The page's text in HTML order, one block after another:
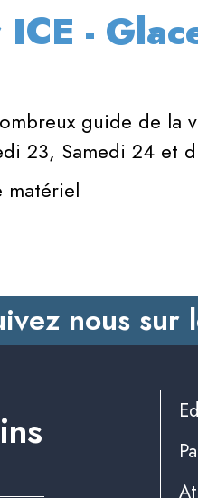
-
guide de la
23, Samedi 24 et
matériel
nous sur